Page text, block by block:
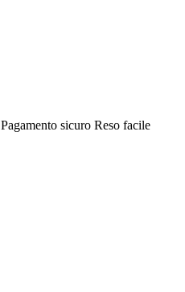
Pagamento sicuro Reso facile